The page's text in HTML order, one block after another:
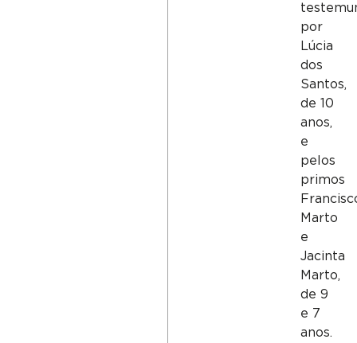
por
Lúcia
dos
Santos,
de 10
anos,
e
pelos
primos
Marto
e
Jacinta
Marto,
de 9
e 7
anos.